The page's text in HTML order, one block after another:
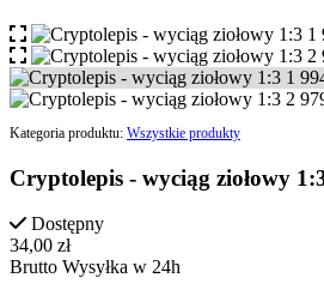
Kategoria produktu: Wszystkie produkty
Cryptolepis - wyciąg ziołowy
Dostępny
34,00 zł
Brutto Wysyłka w 24h